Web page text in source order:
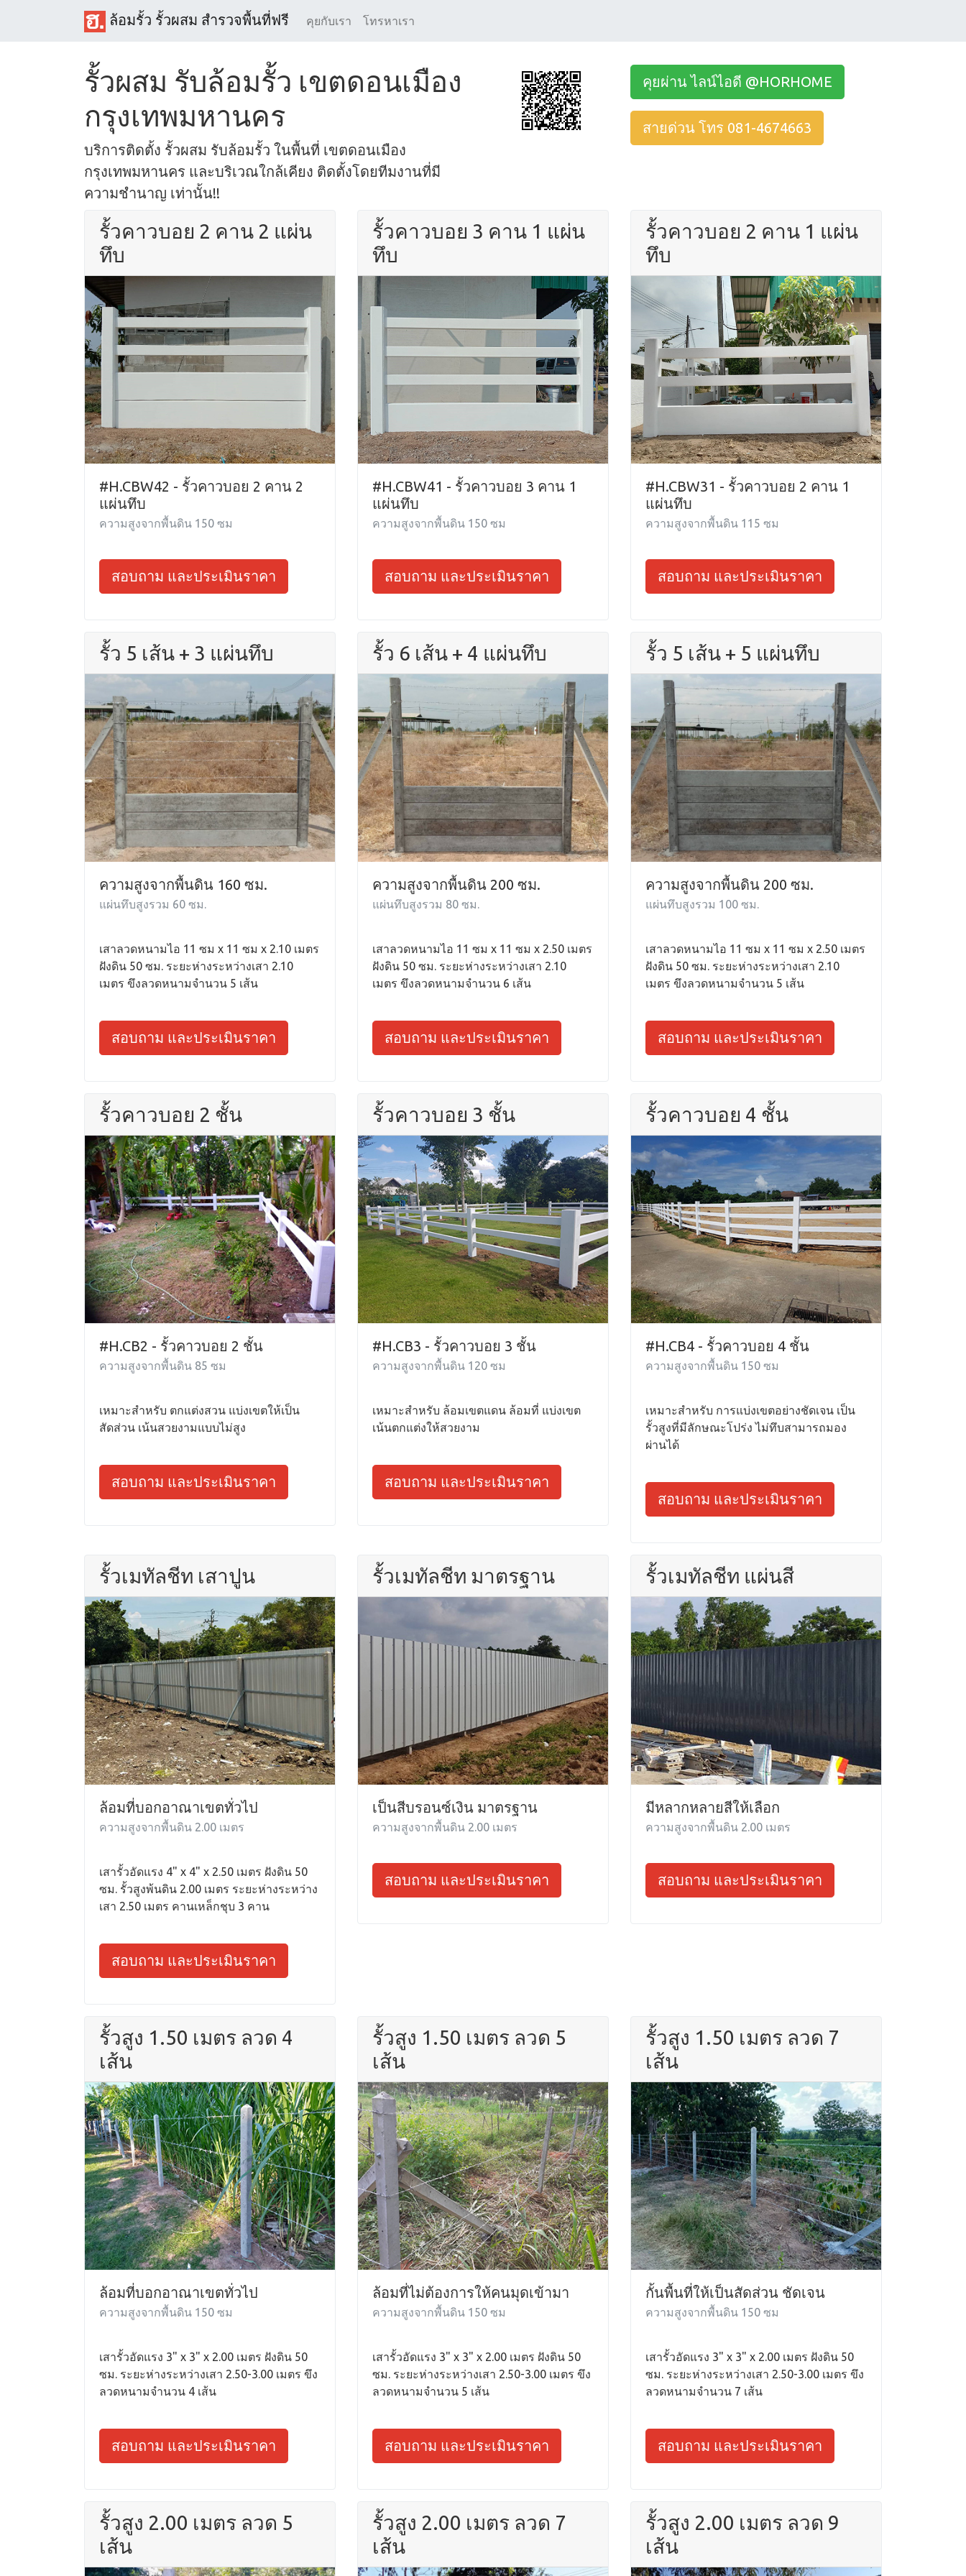
ล้อมรั้ว รั้วผสม สำรวจพื้นที่ฟรี คุยกับเรา โทรหาเรา
รั้วผสม รับล้อมรั้ว เขตดอนเมือง
กรุงเทพมหานคร
บริการติดตั้ง รั้วผสม รับล้อมรั้ว ในพื้นที่ เขตดอนเมือง
กรุงเทพมหานคร และบริเวณใกล้เคียง ติดตั้งโดยทีมงานที่มี
ความชำนาญ เท่านั้น!!
คุยผ่าน ไลน์ไอดี @HORHOME
สายด่วน โทร 081-4674663
รั้วคาวบอย 2 คาน 2 แผ่น
ทึบ
#H.CBW42 - รั้วคาวบอย 2 คาน 2
แผ่นทึบ
ความสูงจากพื้นดิน 150 ซม
สอบถาม และประเมินราคา
รั้วคาวบอย 3 คาน 1 แผ่น
ทึบ
#H.CBW41 - รั้วคาวบอย 3 คาน 1
แผ่นทึบ
ความสูงจากพื้นดิน 150 ซม
สอบถาม และประเมินราคา
รั้วคาวบอย 2 คาน 1 แผ่น
ทึบ
#H.CBW31 - รั้วคาวบอย 2 คาน 1
แผ่นทึบ
ความสูงจากพื้นดิน 115 ซม
สอบถาม และประเมินราคา
รั้ว 5 เส้น + 3 แผ่นทึบ
ความสูงจากพื้นดิน 160 ซม.
แผ่นทึบสูงรวม 60 ซม.
เสาลวดหนามไอ 11 ซม x 11 ซม x 2.10 เมตร
ฝังดิน 50 ซม. ระยะห่างระหว่างเสา 2.10
เมตร ขึงลวดหนามจำนวน 5 เส้น
สอบถาม และประเมินราคา
รั้ว 6 เส้น + 4 แผ่นทึบ
ความสูงจากพื้นดิน 200 ซม.
แผ่นทึบสูงรวม 80 ซม.
เสาลวดหนามไอ 11 ซม x 11 ซม x 2.50 เมตร
ฝังดิน 50 ซม. ระยะห่างระหว่างเสา 2.10
เมตร ขึงลวดหนามจำนวน 6 เส้น
สอบถาม และประเมินราคา
รั้ว 5 เส้น + 5 แผ่นทึบ
ความสูงจากพื้นดิน 200 ซม.
แผ่นทึบสูงรวม 100 ซม.
เสาลวดหนามไอ 11 ซม x 11 ซม x 2.50 เมตร
ฝังดิน 50 ซม. ระยะห่างระหว่างเสา 2.10
เมตร ขึงลวดหนามจำนวน 5 เส้น
สอบถาม และประเมินราคา
รั้วคาวบอย 2 ชั้น
#H.CB2 - รั้วคาวบอย 2 ชั้น
ความสูงจากพื้นดิน 85 ซม
เหมาะสำหรับ ตกแต่งสวน แบ่งเขตให้เป็น
สัดส่วน เน้นสวยงามแบบไม่สูง
สอบถาม และประเมินราคา
รั้วคาวบอย 3 ชั้น
#H.CB3 - รั้วคาวบอย 3 ชั้น
ความสูงจากพื้นดิน 120 ซม
เหมาะสำหรับ ล้อมเขตแดน ล้อมที่ แบ่งเขต
เน้นตกแต่งให้สวยงาม
สอบถาม และประเมินราคา
รั้วคาวบอย 4 ชั้น
#H.CB4 - รั้วคาวบอย 4 ชั้น
ความสูงจากพื้นดิน 150 ซม
เหมาะสำหรับ การแบ่งเขตอย่างชัดเจน เป็น
รั้วสูงที่มีลักษณะโปร่ง ไม่ทึบสามารถมอง
ผ่านได้
สอบถาม และประเมินราคา
รั้วเมทัลชีท เสาปูน
ล้อมที่บอกอาณาเขตทั่วไป
ความสูงจากพื้นดิน 2.00 เมตร
เสารั้วอัดแรง 4" x 4" x 2.50 เมตร ฝังดิน 50
ซม. รั้วสูงพ้นดิน 2.00 เมตร ระยะห่างระหว่าง
เสา 2.50 เมตร คานเหล็กชุบ 3 คาน
สอบถาม และประเมินราคา
รั้วเมทัลชีท มาตรฐาน
เป็นสีบรอนซ์เงิน มาตรฐาน
ความสูงจากพื้นดิน 2.00 เมตร
สอบถาม และประเมินราคา
รั้วเมทัลชีท แผ่นสี
มีหลากหลายสีให้เลือก
ความสูงจากพื้นดิน 2.00 เมตร
สอบถาม และประเมินราคา
รั้วสูง 1.50 เมตร ลวด 4
เส้น
ล้อมที่บอกอาณาเขตทั่วไป
ความสูงจากพื้นดิน 150 ซม
เสารั้วอัดแรง 3" x 3" x 2.00 เมตร ฝังดิน 50
ซม. ระยะห่างระหว่างเสา 2.50-3.00 เมตร ขึง
ลวดหนามจำนวน 4 เส้น
สอบถาม และประเมินราคา
รั้วสูง 1.50 เมตร ลวด 5
เส้น
ล้อมที่ไม่ต้องการให้คนมุดเข้ามา
ความสูงจากพื้นดิน 150 ซม
เสารั้วอัดแรง 3" x 3" x 2.00 เมตร ฝังดิน 50
ซม. ระยะห่างระหว่างเสา 2.50-3.00 เมตร ขึง
ลวดหนามจำนวน 5 เส้น
สอบถาม และประเมินราคา
รั้วสูง 1.50 เมตร ลวด 7
เส้น
กั้นพื้นที่ให้เป็นสัดส่วน ชัดเจน
ความสูงจากพื้นดิน 150 ซม
เสารั้วอัดแรง 3" x 3" x 2.00 เมตร ฝังดิน 50
ซม. ระยะห่างระหว่างเสา 2.50-3.00 เมตร ขึง
ลวดหนามจำนวน 7 เส้น
สอบถาม และประเมินราคา
รั้วสูง 2.00 เมตร ลวด 5
เส้น
รั้วสูง 2.00 เมตร ลวด 7
เส้น
รั้วสูง 2.00 เมตร ลวด 9
เส้น